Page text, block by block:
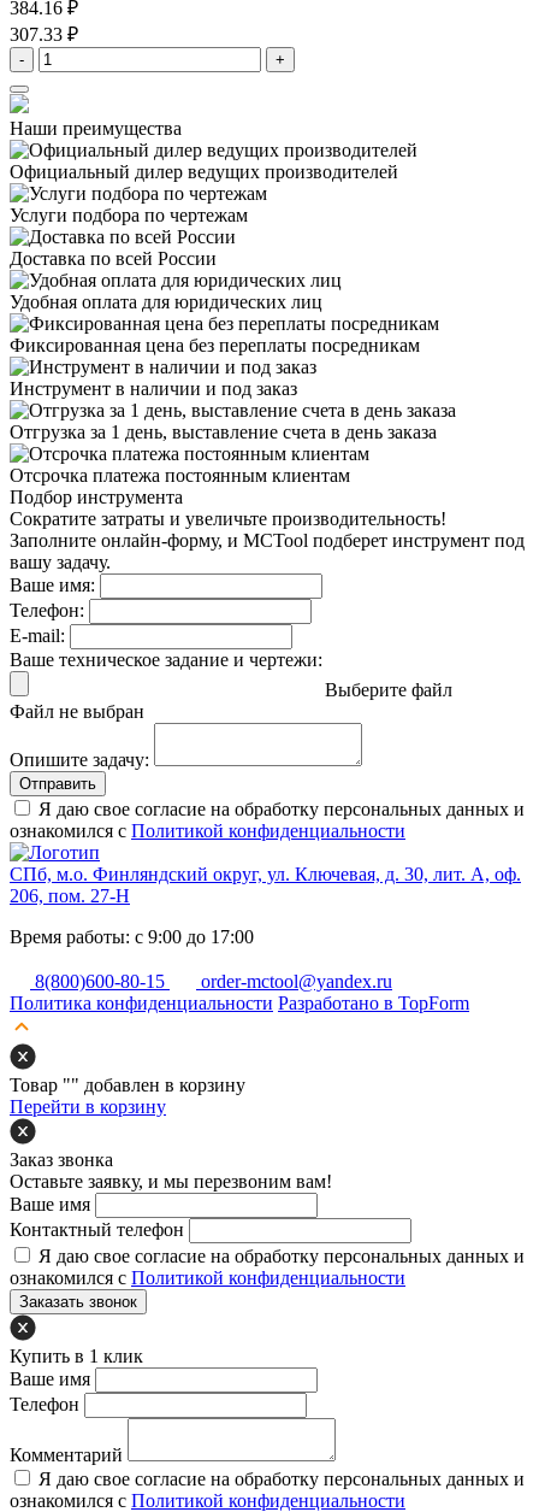
384.16 ₽
307.33 ₽
- +
Наши преимущества
Официальный дилер ведущих производителей
Услуги подбора по чертежам
Доставка по всей России
Удобная оплата для юридических лиц
Фиксированная цена без переплаты посредникам
Инструмент в наличии и под заказ
Отгрузка за 1 день, выставление счета в день заказа
Отсрочка платежа постоянным клиентам
Подбор инструмента
Сократите затраты и увеличьте производительность!
Заполните онлайн-форму, и MCTool подберет инструмент под
вашу задачу.
Ваше имя:
Телефон:
E-mail:
Ваше техническое задание и чертежи:
Выберите файл
Файл не выбран
Опишите задачу:
Отправить
Я даю свое согласие на обработку персональных данных и
ознакомился с Политикой конфиденциальности
СПб, м.о. Финляндский округ, ул. Ключевая, д. 30, лит. А, оф.
206, пом. 27-Н
Время работы: с 9:00 до 17:00
8(800)600-80-15
order-mctool@yandex.ru
Политика конфиденциальности Разработано в TopForm
Товар "" добавлен в корзину
Перейти в корзину
Заказ звонка
Оставьте заявку, и мы перезвоним вам!
Ваше имя
Контактный телефон
Я даю свое согласие на обработку персональных данных и
ознакомился с Политикой конфиденциальности
Заказать звонок
Купить в 1 клик
Ваше имя
Телефон
Комментарий
Я даю свое согласие на обработку персональных данных и
ознакомился с Политикой конфиденциальности